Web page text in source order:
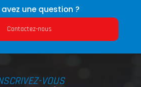
une question ?
Contactez-nous
VOUS